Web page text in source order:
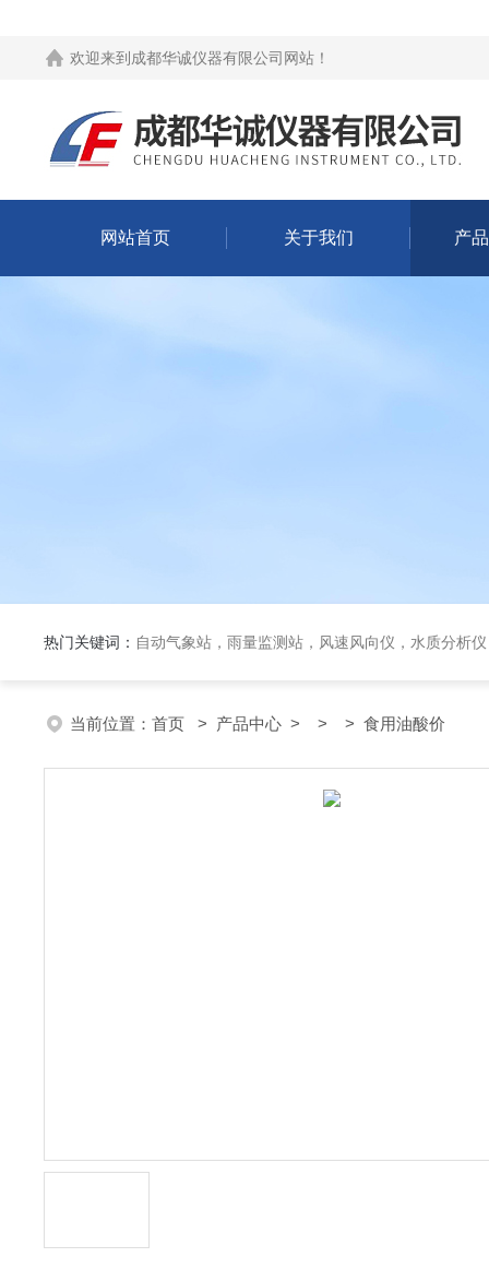
欢迎来到 成都华诚仪器有限公司网站 ！
网站首页 关于我们 产
热门关键词： 自动气象站，雨量监测站，风速风向仪，水质分析
当前位置： 首页 > 产品中心 > > > 食用油酸价